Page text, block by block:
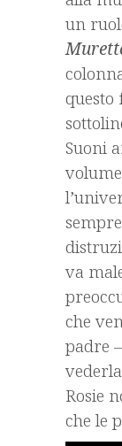
un
questo
Suoni
va
che
padre
Rosie
che le